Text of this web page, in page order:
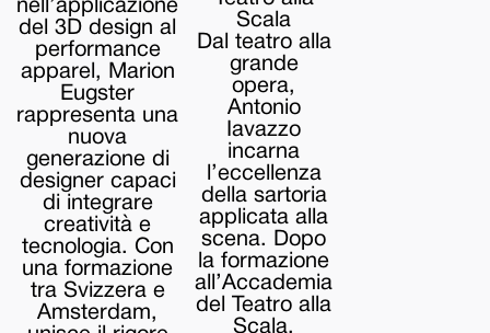
nell’applicazione
del 3D design al
performance
apparel, Marion
Eugster
rappresenta una
nuova
generazione di
designer capaci
di integrare
creatività e
tecnologia. Con
una formazione
tra Svizzera e
Amsterdam,
Scala
Dal teatro alla
grande
opera,
Antonio
Iavazzo
incarna
l’eccellenza
della sartoria
applicata alla
scena. Dopo
la formazione
all’Accademia
del Teatro alla
Scala,